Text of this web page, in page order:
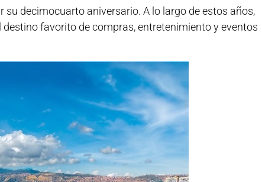
decimocuarto aniversario. A lo largo de estos años,
favorito de compras, entretenimiento y eventos